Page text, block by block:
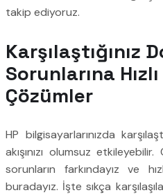
takip ediyoruz.
Karşılaştığınız
Sorunlarına
Çözümler
HP bilgisayarlarınızda
akışınızı olumsuz
sorunların farkındayız ve
buradayız. İşte sıkça